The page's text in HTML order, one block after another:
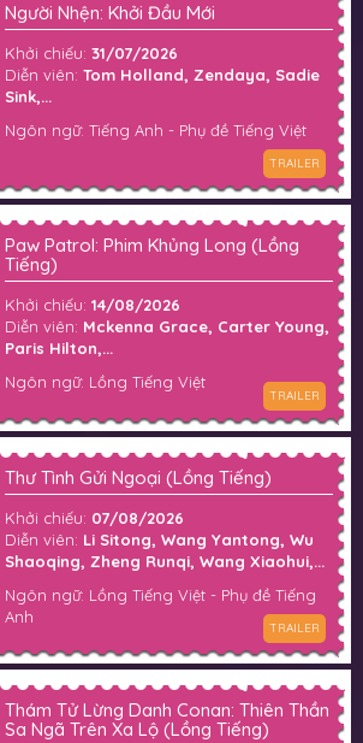
Người Nhện: Khởi Đầu Mới
Khởi chiếu: 31/07/2026
Diễn viên: Tom Holland, Zendaya, Sadie
Sink,...
Ngôn ngữ: Tiếng Anh - Phụ đề Tiếng Việt
TRAILER
Paw Patrol: Phim Khủng Long (Lồng
Tiếng)
Khởi chiếu: 14/08/2026
Diễn viên: Mckenna Grace, Carter Young,
Paris Hilton,...
Ngôn ngữ: Lồng Tiếng Việt
TRAILER
Thư Tình Gửi Ngoại (Lồng Tiếng)
Khởi chiếu: 07/08/2026
Diễn viên: Li Sitong, Wang Yantong, Wu
Shaoqing, Zheng Runqi, Wang Xiaohui,...
Ngôn ngữ: Lồng Tiếng Việt - Phụ đề Tiếng
Anh
TRAILER
Thám Tử Lừng Danh Conan: Thiên Thần
Sa Ngã Trên Xa Lộ (Lồng Tiếng)